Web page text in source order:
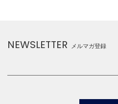
NEWSLETTER メルマガ登録